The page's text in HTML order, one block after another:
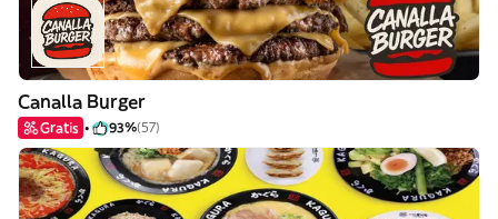
Canalla Burger
Gratis 93%(57)